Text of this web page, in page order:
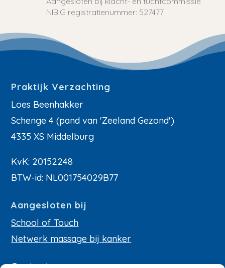
NIBIG registratienummer: 527477
Praktijk Verzachting
Loes Beenhakker
Schenge 4 (pand van 'Zeeland Gezond')
4335 XS Middelburg
KvK: 20152248
BTW-id: NL001754029B77
Aangesloten bij
School of Touch
Netwerk massage bij kanker